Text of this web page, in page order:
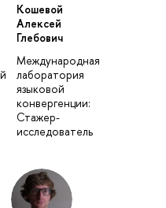
Кошевой
Алексей
Глебович
Международная
лаборатория
языковой
конвергенции:
Стажер-
исследователь